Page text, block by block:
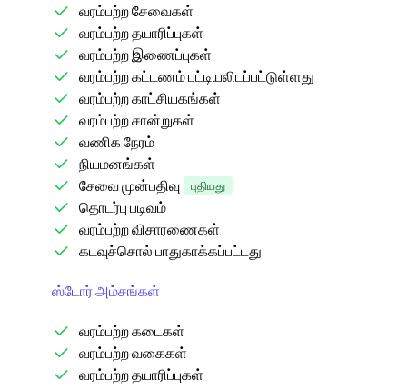
வரம்பற்ற சேவைகள்
வரம்பற்ற தயாரிப்புகள்
வரம்பற்ற இணைப்புகள்
வரம்பற்ற கட்டணம் பட்டியலிடப்பட்டுள்ளது
வரம்பற்ற காட்சியகங்கள்
வரம்பற்ற சான்றுகள்
வணிக நேரம்
நியமனங்கள்
சேவை முன்பதிவு
புதியது
தொடர்பு படிவம்
வரம்பற்ற விசாரணைகள்
கடவுச்சொல் பாதுகாக்கப்பட்டது
ஸ்டோர் அம்சங்கள்
வரம்பற்ற கடைகள்
வரம்பற்ற வகைகள்
வரம்பற்ற தயாரிப்புகள்